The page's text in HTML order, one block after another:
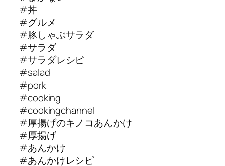
#丼
#グルメ
#豚しゃぶサラダ
#サラダ
#サラダレシピ
#salad
#pork
#cooking
#cookingchannel
#厚揚げのキノコあんかけ
#厚揚げ
#あんかけ
#あんかけレシピ